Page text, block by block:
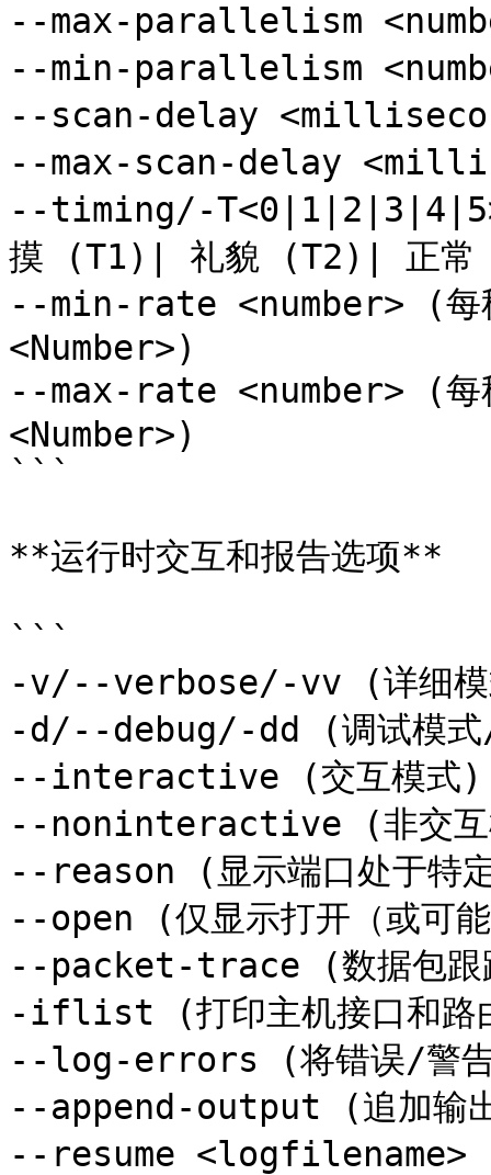
--max-parallelism
--min-parallelism
--scan-delay
--max-scan-delay
--timing/-T<0|1|2|3|4|5>
摸 (T1)| 礼貌 (T2)| 正
--min-rate <number> (每秒
<Number>)
--max-rate <number> (每
<Number>)
```
**运行时交互和报告选项**
```
-v/--verbose/-vv (详细模
-d/--debug/-dd (调试模式/
--interactive (交互模式)
--noninteractive (非交互
--reason (显示端口处于特
--open (仅显示打开（或可
--packet-trace (数据包跟
-iflist (打印主机接口和路
--log-errors (将错误/警告
--append-output (追加输
--resume <logfilename> (